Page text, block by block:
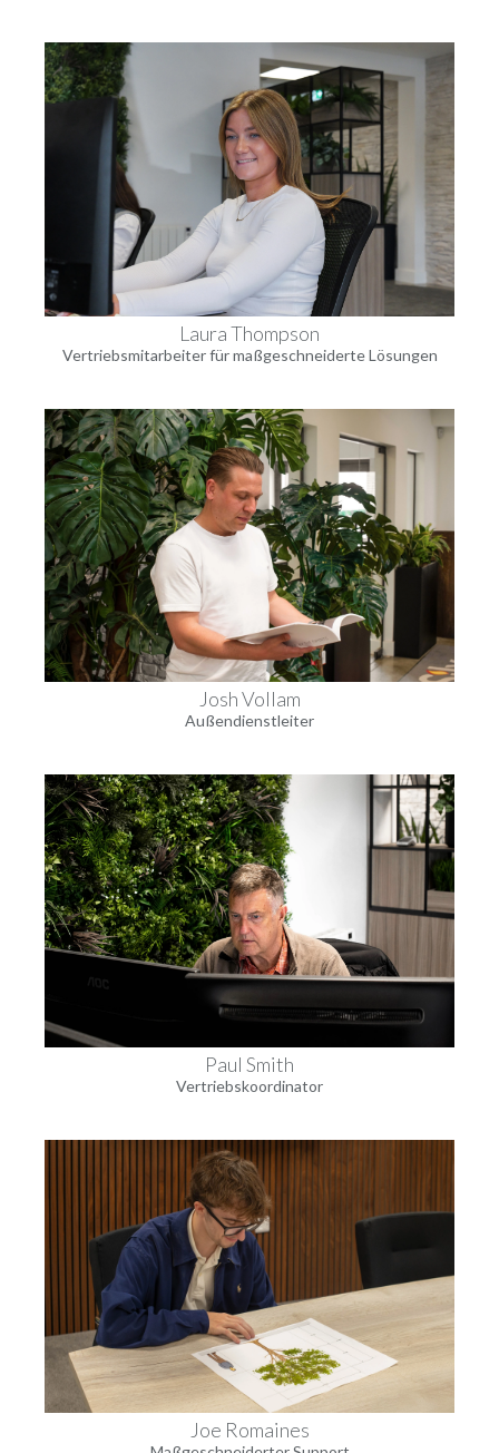
Laura Thompson
Vertriebsmitarbeiter für maßgeschneiderte Lösungen
Josh Vollam
Außendienstleiter
Paul Smith
Vertriebskoordinator
Joe Romaines